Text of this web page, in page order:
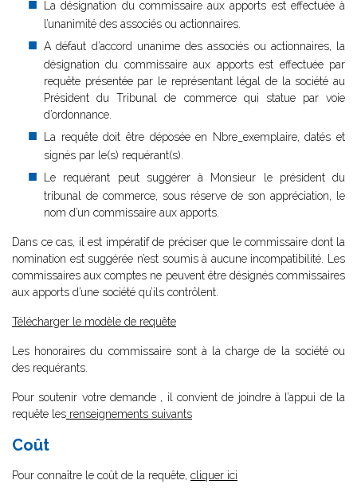
La désignation du commissaire aux apports est effectuée à
l’unanimité des associés ou actionnaires.
A défaut d’accord unanime des associés ou actionnaires, la
désignation du commissaire aux apports est effectuée par
requête présentée par le représentant légal de la société au
Président du Tribunal de commerce qui statue par voie
d’ordonnance.
La requête doit être déposée en Nbre_exemplaire, datés et
signés par le(s) requérant(s).
Le requérant peut suggérer à Monsieur le président du
tribunal de commerce, sous réserve de son appréciation, le
nom d’un commissaire aux apports.
Dans ce cas, il est impératif de préciser que le commissaire dont la
nomination est suggérée n’est soumis à aucune incompatibilité. Les
commissaires aux comptes ne peuvent être désignés commissaires
aux apports d’une société qu’ils contrôlent.
Télécharger le modèle de requête
Les honoraires du commissaire sont à la charge de la société ou
des requérants.
Pour soutenir votre demande , il convient de joindre à l’appui de la
requête les renseignements suivants
Coût
Pour connaître le coût de la requête, cliquer ici